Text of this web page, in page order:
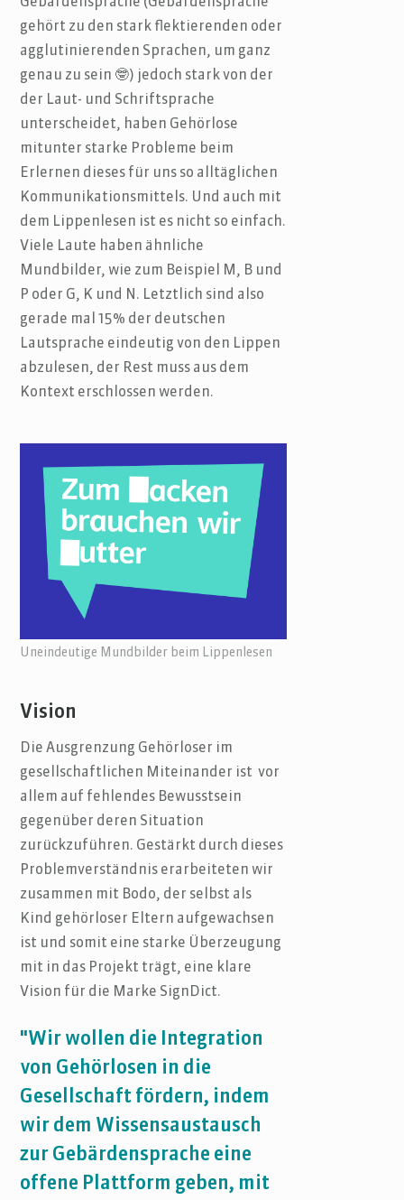
gehört zu den stark flektierenden oder
agglutinierenden Sprachen, um ganz
genau zu sein 🤓) jedoch stark von der
der Laut- und Schriftsprache
unterscheidet, haben Gehörlose
mitunter starke Probleme beim
Erlernen dieses für uns so alltäglichen
Kommunikationsmittels. Und auch mit
dem Lippenlesen ist es nicht so einfach.
Viele Laute haben ähnliche
Mundbilder, wie zum Beispiel M, B und
P oder G, K und N. Letztlich sind also
gerade mal 15% der deutschen
Lautsprache eindeutig von den Lippen
abzulesen, der Rest muss aus dem
Kontext erschlossen werden.
Uneindeutige Mundbilder beim Lippenlesen
Vision
Die Ausgrenzung Gehörloser im
gesellschaftlichen Miteinander ist vor
allem auf fehlendes Bewusstsein
gegenüber deren Situation
zurückzuführen. Gestärkt durch dieses
Problemverständnis erarbeiteten wir
zusammen mit Bodo, der selbst als
Kind gehörloser Eltern aufgewachsen
ist und somit eine starke Überzeugung
mit in das Projekt trägt, eine klare
Vision für die Marke SignDict.
"Wir wollen die Integration
von Gehörlosen in die
Gesellschaft fördern, indem
wir dem Wissensaustausch
zur Gebärdensprache eine
offene Plattform geben, mit